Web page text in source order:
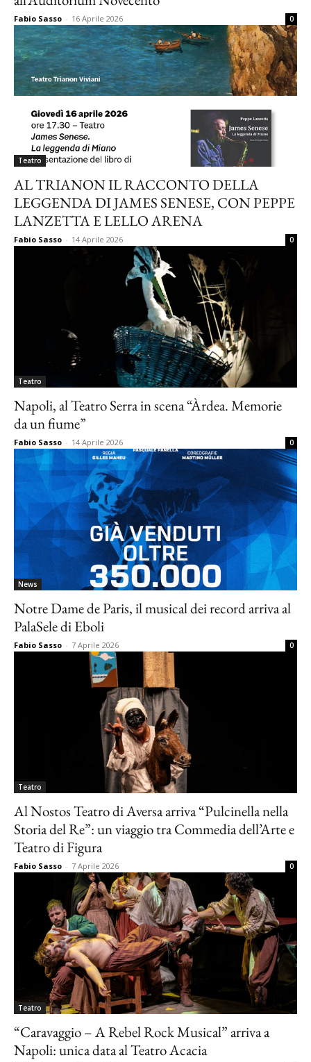
Fabio Sasso - 16 Aprile 2026 0
Teatro
AL TRIANON IL RACCONTO DELLA
LEGGENDA DI JAMES SENESE, CON PEPPE
LANZETTA E LELLO ARENA
Fabio Sasso - 14 Aprile 2026 0
Teatro
Napoli, al Teatro Serra in scena “Àrdea. Memorie
da un fiume”
Fabio Sasso - 14 Aprile 2026 0
News
Notre Dame de Paris, il musical dei record arriva al
PalaSele di Eboli
Fabio Sasso - 7 Aprile 2026 0
Teatro
Al Nostos Teatro di Aversa arriva “Pulcinella nella
Storia del Re”: un viaggio tra Commedia dell’Arte e
Teatro di Figura
Fabio Sasso - 7 Aprile 2026 0
Teatro
“Caravaggio – A Rebel Rock Musical” arriva a
Napoli: unica data al Teatro Acacia